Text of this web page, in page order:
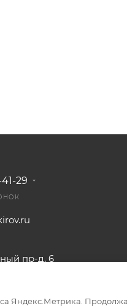
29
пр-д, 6
Яндекс.Метрика.